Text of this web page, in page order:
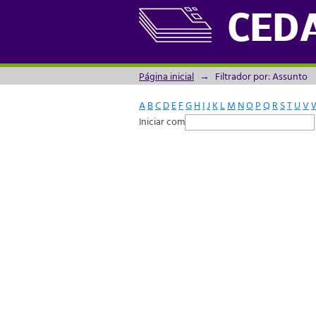
Filtrador por: Assunto
Página inicial → Filtrador por: Assunto
ABCDEFGH IJ KLM NOPQRSTUV
Iniciar com